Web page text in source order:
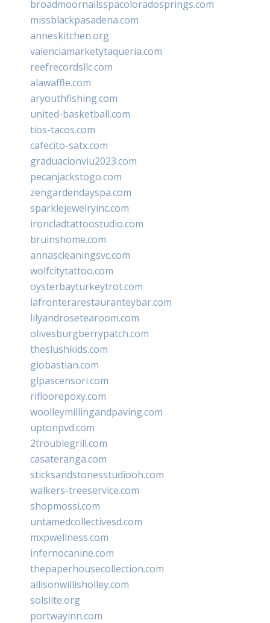
broadmoornailsspacoloradosprings.com
missblackpasadena.com
anneskitchen.org
valenciamarketytaqueria.com
reefrecordsllc.com
alawaffle.com
aryouthfishing.com
united-basketball.com
tios-tacos.com
cafecito-satx.com
graduacionviu2023.com
pecanjackstogo.com
zengardendayspa.com
sparklejewelryinc.com
ironcladtattoostudio.com
bruinshome.com
annascleaningsvc.com
wolfcitytattoo.com
oysterbayturkeytrot.com
lafronterarestauranteybar.com
lilyandrosetearoom.com
olivesburgberrypatch.com
theslushkids.com
giobastian.com
glpascensori.com
rifloorepoxy.com
woolleymillingandpaving.com
uptonpvd.com
2troublegrill.com
casateranga.com
sticksandstonesstudiooh.com
walkers-treeservice.com
shopmossi.com
untamedcollectivesd.com
mxpwellness.com
infernocanine.com
thepaperhousecollection.com
allisonwillisholley.com
solslite.org
portwayinn.com